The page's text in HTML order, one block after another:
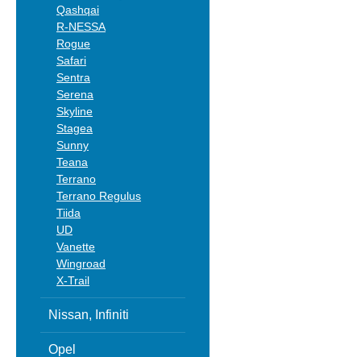
Qashqai
R-NESSA
Rogue
Safari
Sentra
Serena
Skyline
Stagea
Sunny
Teana
Terrano
Terrano Regulus
Tiida
UD
Vanette
Wingroad
X-Trail
Nissan, Infiniti
Opel